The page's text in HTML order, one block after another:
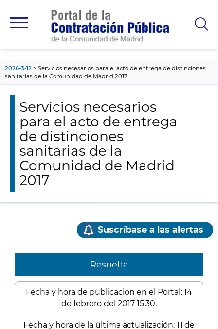
principal
2026-3-12
Servicios necesarios para el acto de entrega de distinciones
sanitarias de la Comunidad de Madrid 2017
Servicios necesarios
para el acto de entrega
de distinciones
sanitarias de la
Comunidad de Madrid
2017
Suscríbase a las alertas
Resuelta
Fecha y hora de publicación en el Portal: 14
de febrero del 2017 15:30.
Fecha y hora de la última actualización: 11 de